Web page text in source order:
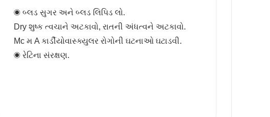
◉ બ્લડ સુગર અને બ્લડ લિપિડ લો.
Dry શુષ્ક ત્વચાને અટકાવો, રાતની અંધત્વને અટકાવો.
Mc મ A કાર્ડીયોવાસ્ક્યુલર રોગોની ઘટનાઓ ઘટાડવી.
◉ રેટિના સંરક્ષણ.